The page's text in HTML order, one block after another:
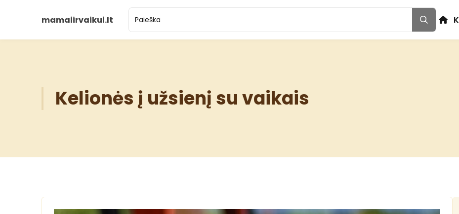
mamaiirvaikui.lt
Kelionės į užsienį su vaikais